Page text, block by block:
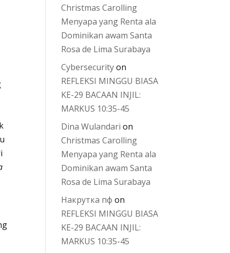
Christmas Carolling
Menyapa yang Renta ala
Dominikan awam Santa
Rosa de Lima Surabaya
Cybersecurityon
REFLEKSI MINGGU BIASA
KE-29 BACAAN INJIL:
MARKUS 10:35-45
Dina Wulandari on
Christmas Carolling
Menyapa yang Renta ala
Dominikan awam Santa
Rosa de Lima Surabaya
Накрутка пф on
REFLEKSI MINGGU BIASA
KE-29 BACAAN INJIL:
MARKUS 10:35-45